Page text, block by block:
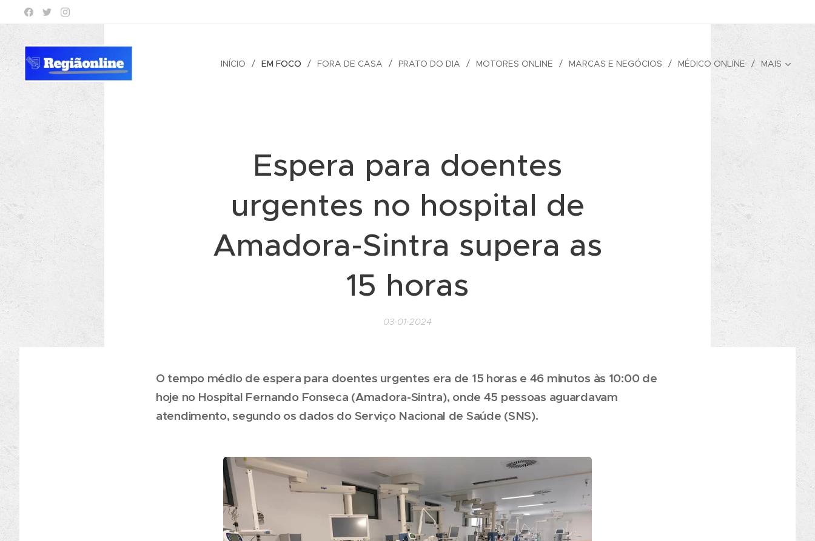
INÍCIO EM FOCO FORA DE CASA PRATO DO DIA MOTORES ONLINE MARCAS E NEGÓCIOS MÉDICO ONLINE MAIS
Espera para doentes
urgentes no hospital de
Amadora-Sintra supera as
15 horas
03-01-2024
O tempo médio de espera para doentes urgentes era de 15 horas e 46 minutos às 10:00 de
hoje no Hospital Fernando Fonseca (Amadora-Sintra), onde 45 pessoas aguardavam
atendimento, segundo os dados do Serviço Nacional de Saúde (SNS).